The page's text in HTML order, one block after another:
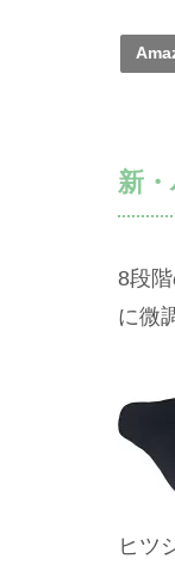
新
8段
に微
ヒツ